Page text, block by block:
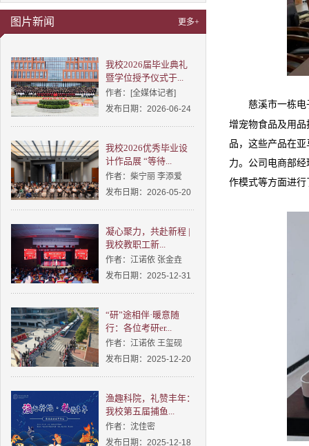
图片新闻 更多+
我校2026届毕业典礼
暨学位授予仪式于...
作者：[全媒体记者]
发布日期：2026-06-24
我校2026优秀毕业设
计作品展 “等待...
作者：柴宁丽 李添爱
发布日期：2026-05-20
凝心聚力，共赴新程 |
我校教职工新...
作者：江诺依 张金垚
发布日期：2025-12-31
“研”途相伴·暖意随
行：各位考研er...
作者：江诺依 王玺砚
发布日期：2025-12-20
渔趣科院，礼赞丰年：
我校第五届捕鱼...
作者：沈佳密
发布日期：2025-12-18
慈溪市一栋
增宠物食品及用
品 ， 这些产品在亚
力。 公司电商部经
作模式等方面进行